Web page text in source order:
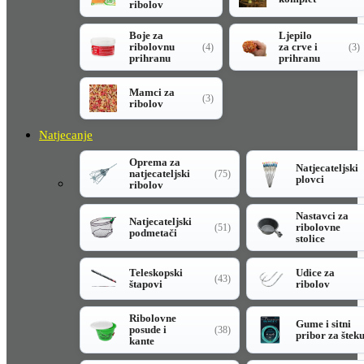
ribolov
Boje za
ribolovnu
prihranu
(4)
Ljepilo
za crve i
prihranu
(3)
Mamci za
ribolov
(3)
Natjecanje
Oprema za
natjecateljski
ribolov
(75)
Natjecateljski
plovci
Natjecateljski
podmetači
(51)
Nastavci za
ribolovne
stolice
Teleskopski
štapovi
(43)
Udice za
ribolov
Ribolovne
posude i
kante
(38)
Gume i sitni
pribor za šteku